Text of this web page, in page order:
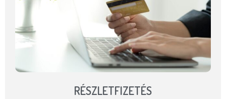
RÉSZLETFIZETÉS